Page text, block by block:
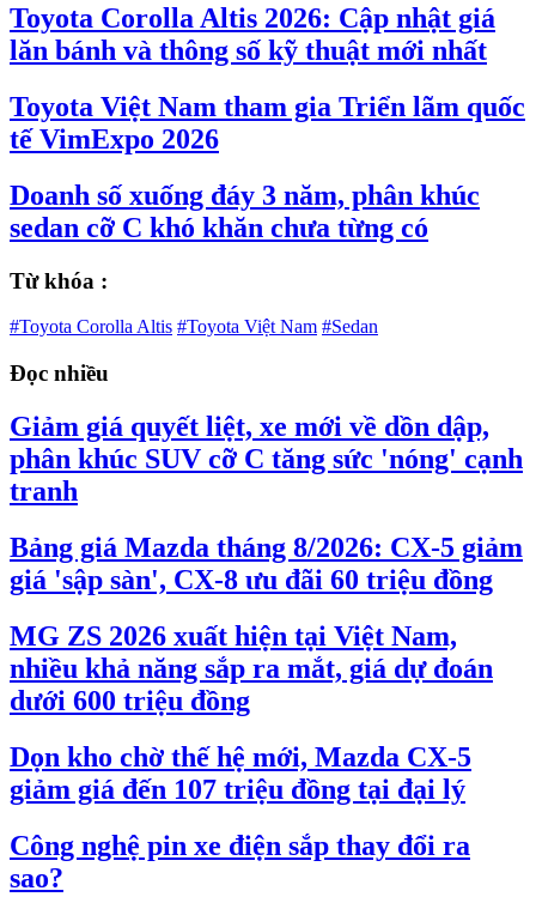
Toyota Corolla Altis 2026: Cập nhật giá
lăn bánh và thông số kỹ thuật mới nhất
Toyota Việt Nam tham gia Triển lãm quốc
tế VimExpo 2026
Doanh số xuống đáy 3 năm, phân khúc
sedan cỡ C khó khăn chưa từng có
Từ khóa :
#Toyota Corolla Altis #Toyota Việt Nam #Sedan
Đọc nhiều
Giảm giá quyết liệt, xe mới về dồn dập,
phân khúc SUV cỡ C tăng sức 'nóng' cạnh
tranh
Bảng giá Mazda tháng 8/2026: CX-5 giảm
giá 'sập sàn', CX-8 ưu đãi 60 triệu đồng
MG ZS 2026 xuất hiện tại Việt Nam,
nhiều khả năng sắp ra mắt, giá dự đoán
dưới 600 triệu đồng
Dọn kho chờ thế hệ mới, Mazda CX-5
giảm giá đến 107 triệu đồng tại đại lý
Công nghệ pin xe điện sắp thay đổi ra
sao?